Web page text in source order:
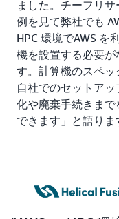
ました。チーフリ
例を見て弊社でも
HPC 環境でAWS を
機を設置する必要
す。計算機のスペッ
自社でのセットア
化や廃棄手続きま
できます」と語りま
AWS